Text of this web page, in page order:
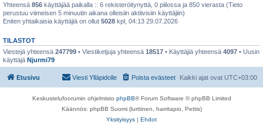
Yhteensä 856 käyttäjää paikalla :: 6 rekisteröitynyttä, 0 piilossa ja 850 vierasta (Tieto
perustuu viimeisen 5 minuutin aikana olleisiin aktiivisiin käyttäjiin)
Eniten yhtaikaisia käyttäjiä on ollut 5028 kpl, 04:13 29.07.2026
TILASTOT
Viestejä yhteensä 247799 • Viestiketjuja yhteensä 18517 • Käyttäjiä yhteensä 4097 • Uusin
käyttäjä Njurmi79
Etusivu Kaikki ajat ovat UTC+03:00
Poista evästeet
Viesti Ylläpidolle
Keskustelufoorumin ohjelmisto phpBB® Forum Software © phpBB Limited
Käännös: phpBB Suomi (lurttinen, harritapio, Pettis)
Yksityisyys | Ehdot